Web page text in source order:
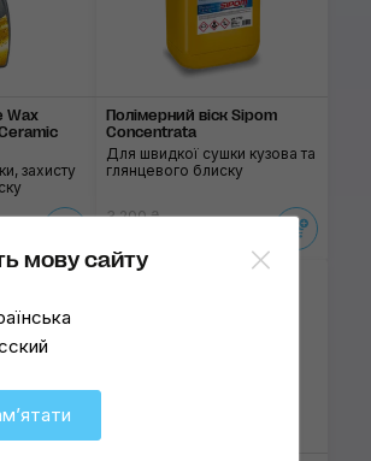
Wax
захисту
Полімерний віск Sipom
Concentrata
Для швидкої сушки кузова та
глянцевого блиску
3 200 ₴
мову сайту